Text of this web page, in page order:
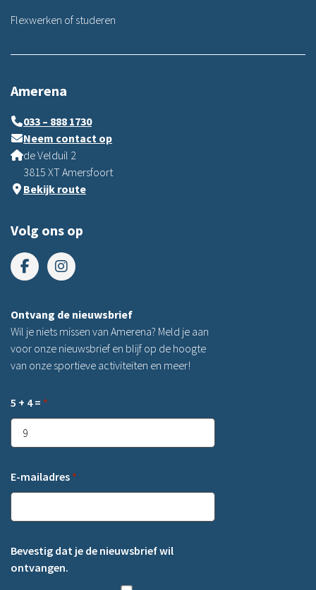
Flexwerken of studeren
Amerena
033 – 888 1730
Neem contact op
de Velduil 2
3815 XT Amersfoort
Bekijk route
Volg ons op
Ontvang de nieuwsbrief
Wil je niets missen van Amerena? Meld je aan
voor onze nieuwsbrief en blijf op de hoogte
van onze sportieve activiteiten en meer!
5 + 4 = *
E-mailadres *
Bevestig dat je de nieuwsbrief wil
ontvangen.